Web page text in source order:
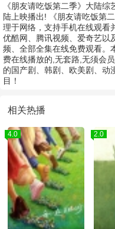
《朋友请吃饭第二季》大陆综
陆上映播出! 《朋友请吃饭第
理于网络，支持手机在线观看
优酷网、腾讯视频、爱奇艺以
频、全部全集在线免费观看。
费在线播放的,无套路,无须会
的国产剧、韩剧、欧美剧、动
目！
相关热播
4.0 2.0